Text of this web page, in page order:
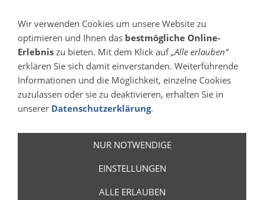
AUDI MEDIATV
YOUTUBE
© 2026 Autohaus Berning KG - Alle Rechte vorbehalten
Wir verwenden Cookies um unsere Website zu
optimieren und Ihnen das bestmögliche Online-
Erlebnis zu bieten. Mit dem Klick auf„Alle erlauben“
erklären Sie sich damit einverstanden. Weiterführende
Informationen und die Möglichkeit, einzelne Cookies
zuzulassen oder sie zu deaktivieren, erhalten Sie in
unserer Datenschutzerklärung.
NUR NOTWENDIGE
EINSTELLUNGEN
ALLE ERLAUBEN